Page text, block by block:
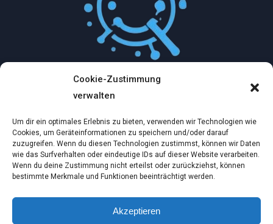
Cookie-Zustimmung
verwalten
Um dir ein optimales Erlebnis zu bieten, verwenden wir Technologien wie
Cookies, um Geräteinformationen zu speichern und/oder darauf
zuzugreifen. Wenn du diesen Technologien zustimmst, können wir Daten
wie das Surfverhalten oder eindeutige IDs auf dieser Website verarbeiten.
Wenn du deine Zustimmung nicht erteilst oder zurückziehst, können
bestimmte Merkmale und Funktionen beeinträchtigt werden.
Akzeptieren
Mythologische Abenteuer in der Welt der
Dez. 2, 2024
Ein virtueller Traum am wilden Strand